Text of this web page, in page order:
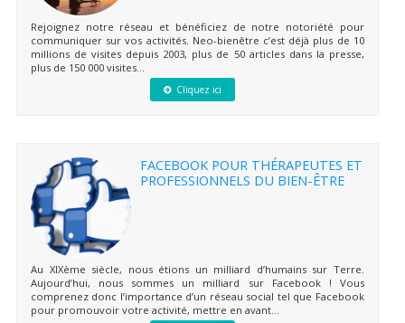
Rejoignez notre réseau et bénéficiez de notre notoriété pour
communiquer sur vos activités. Neo-bienêtre c’est déjà plus de 10
millions de visites depuis 2003, plus de 50 articles dans la presse,
plus de 150 000 visites...
Cliquez ici
FACEBOOK POUR THÉRAPEUTES ET
PROFESSIONNELS DU BIEN-ÊTRE
Au XIXème siècle, nous étions un milliard d’humains sur Terre.
Aujourd’hui, nous sommes un milliard sur Facebook ! Vous
comprenez donc l’importance d’un réseau social tel que Facebook
pour promouvoir votre activité, mettre en avant...